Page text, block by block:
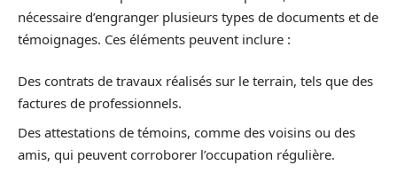
nécessaire d’engranger plusieurs types de documents et de
témoignages. Ces éléments peuvent inclure :
Des contrats de travaux réalisés sur le terrain, tels que des
factures de professionnels.
Des attestations de témoins, comme des voisins ou des
amis, qui peuvent corroborer l’occupation régulière.